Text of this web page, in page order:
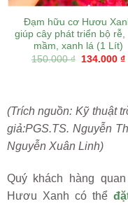
Đạm hữu cơ Hươu
giúp cây phát triển bộ rễ,
mầm, xanh lá (1 Lít)
150.000₫
Original
134.000 ₫
(Trích nguồn: Kỹ thuật
giả:PGS.TS. Nguyễn
Nguyễn Xuân Linh)
Quý khách hàng
Hươu Xanh có thể